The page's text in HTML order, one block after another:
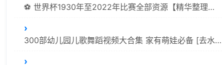
⚽ 世界杯1930年至2022年比赛全部资源【精华整理汇总/1.14TB】
300部幼儿园儿歌舞蹈视频大合集 家有萌娃必备 [去水印][1080P]